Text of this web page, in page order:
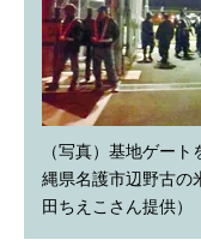
（写真）基地ゲー
縄県名護市辺野古の
田ちえこさん提供）